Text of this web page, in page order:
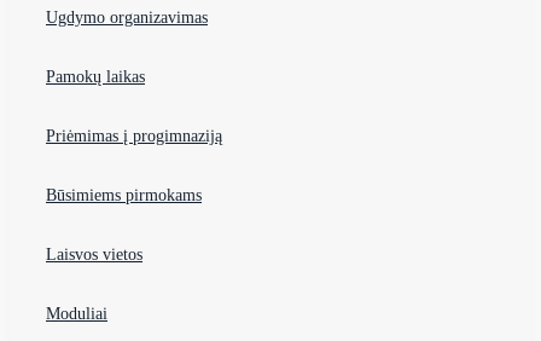
Ugdymo organizavimas
Pamokų laikas
Priėmimas į progimnaziją
Būsimiems pirmokams
Laisvos vietos
Moduliai